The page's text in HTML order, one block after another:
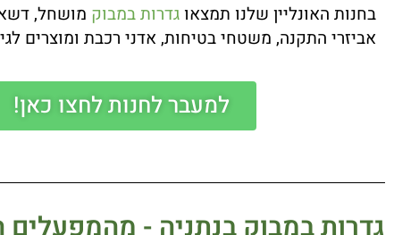
בחנות האונליין שלנו תמצאו גדרות במבוק מושחל, דשא
אביזרי התקנה, משטחי בטיחות, אדני רכבת ומוצרים
למעבר לחנות לחצו כאן!